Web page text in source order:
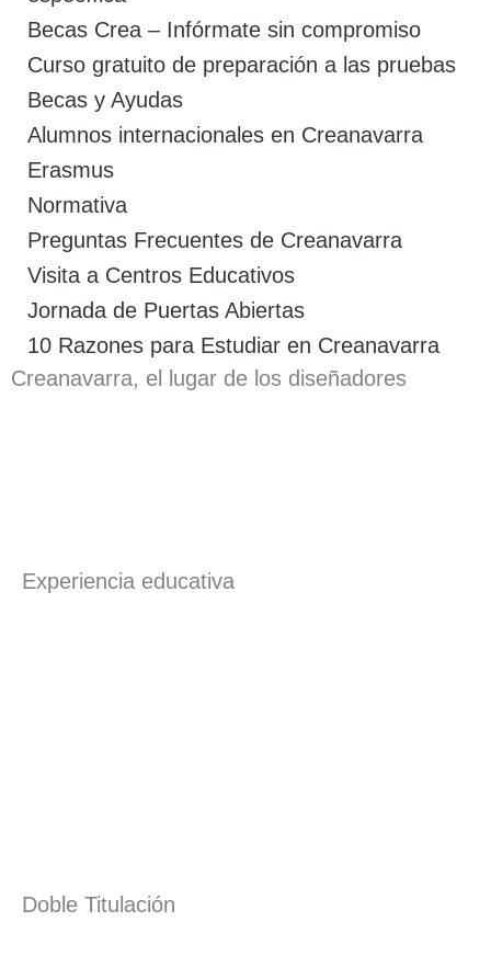
Becas Crea – Infórmate sin compromiso
Curso gratuito de preparación a las pruebas
Becas y Ayudas
Alumnos internacionales en Creanavarra
Erasmus
Normativa
Preguntas Frecuentes de Creanavarra
Visita a Centros Educativos
Jornada de Puertas Abiertas
10 Razones para Estudiar en Creanavarra
Creanavarra, el lugar de los diseñadores
Experiencia educativa
Doble Titulación